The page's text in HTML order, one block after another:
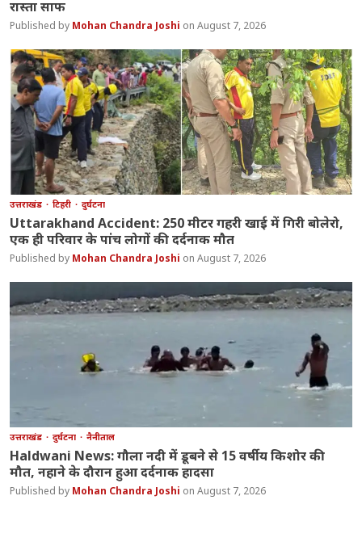
रास्ता साफ
Mohan Chandra Joshi August 7, 2026
उत्तराखंड टिहरी दुर्घटना
Uttarakhand Accident: 250 मीटर गहरी खाई में गिरी बोलेरो,
एक ही परिवार के पांच लोगों की दर्दनाक मौत
Mohan Chandra Joshi August 7, 2026
उत्तराखंड दुर्घटना नैनीताल
Haldwani News: गौला नदी में डूबने से 15 वर्षीय किशोर की
मौत, नहाने के दौरान हुआ दर्दनाक हादसा
Mohan Chandra Joshi August 7, 2026